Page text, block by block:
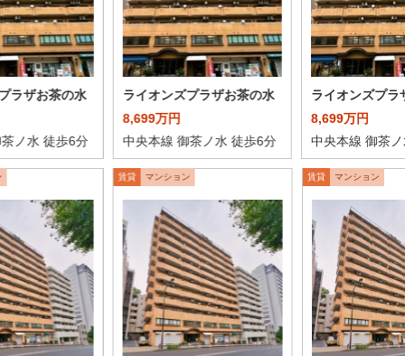
ラザお茶の水
ノ水 徒歩6分
ライオンズプラザお茶の水
8,699万円
中央本線 御茶ノ水 徒歩6分
ライオンズプラ
8,699万円
中央本線 御茶
賃貸 マンション 賃貸 マンション